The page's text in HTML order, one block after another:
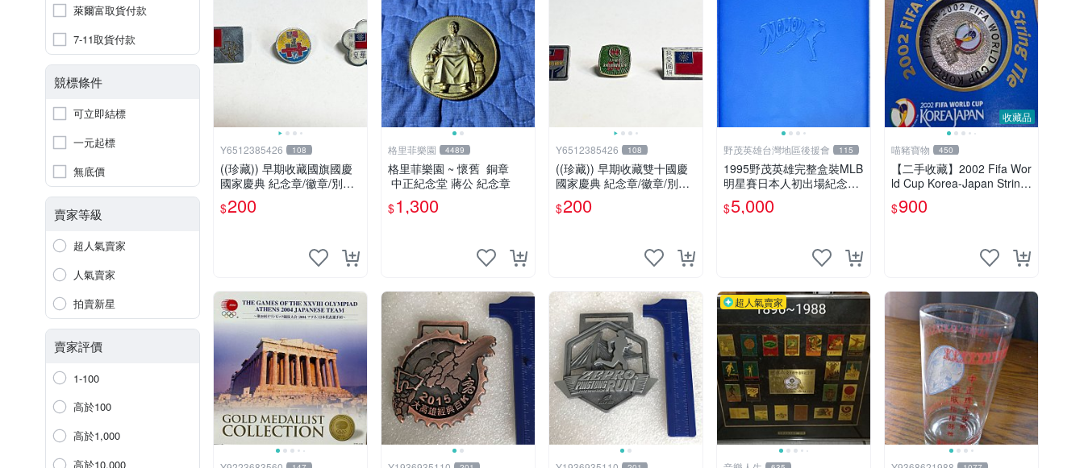
萊爾富取貨付款
7-11取貨付款
競標條件
可立即結標
一元起標
無底價
賣家等級
超人氣賣家
人氣賣家
拍賣新星
賣家評價
1-100
高於100
高於1,000
高於10,000
Y6512385426 108
((珍藏)) 早期收藏國旗國慶
國家慶典 紀念章/徽章/別針
罕見收藏品
$200
格里菲樂園 4489
格里菲樂園 ~ 懷舊 銅章
中正紀念堂 蔣公 紀念章
$1,300
Y6512385426 108
((珍藏)) 早期收藏雙十國慶
國家慶典 紀念章/徽章/別針
罕見收藏品
$200
野茂英雄台灣地區後援會 115
1995野茂英雄完整盒裝MLB
明星賽日本人初出場紀念
幣，999純銀
$5,000
收藏品
喵豬寶物 450
【二手收藏】2002 Fifa Wor
ld Cup Korea-Japan String
Tie／2002年國際足總世界
盃（韓國／日本）官方授權
$900
超人氣賣家